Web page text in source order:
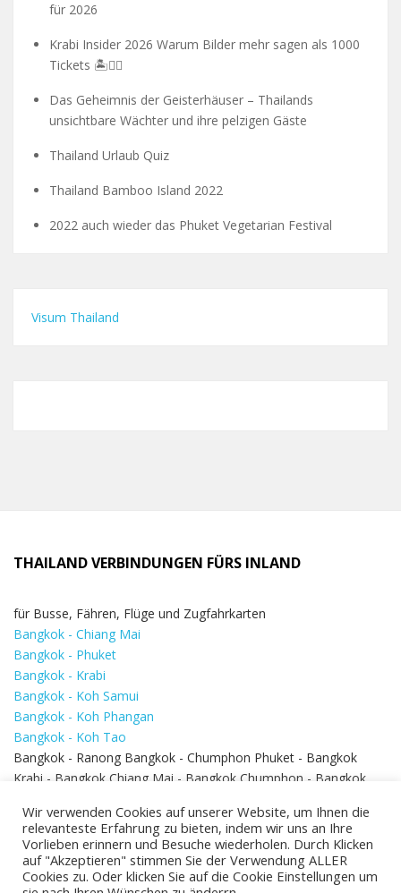
für 2026
Krabi Insider 2026 Warum Bilder mehr sagen als 1000
Tickets 🏝️🧗‍♂️
Das Geheimnis der Geisterhäuser – Thailands
unsichtbare Wächter und ihre pelzigen Gäste
Thailand Urlaub Quiz
Thailand Bamboo Island 2022
2022 auch wieder das Phuket Vegetarian Festival
Visum Thailand
THAILAND VERBINDUNGEN FÜRS INLAND
für Busse, Fähren, Flüge und Zugfahrkarten
Bangkok - Chiang Mai
Bangkok - Phuket
Bangkok - Krabi
Bangkok - Koh Samui
Bangkok - Koh Phangan
Bangkok - Koh Tao
Bangkok - Ranong Bangkok - Chumphon Phuket - Bangkok
Krabi - Bangkok Chiang Mai - Bangkok Chumphon - Bangkok
Bangkok - Hua Hin
Wir verwenden Cookies auf unserer Website, um Ihnen die
relevanteste Erfahrung zu bieten, indem wir uns an Ihre
Vorlieben erinnern und Besuche wiederholen. Durch Klicken
auf "Akzeptieren" stimmen Sie der Verwendung ALLER
Cookies zu. Oder klicken Sie auf die Cookie Einstellungen um